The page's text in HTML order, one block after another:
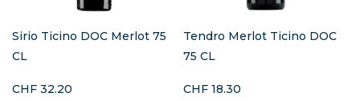
Sirio Ticino DOC Merlot 75
CL
CHF 32.20
Tendro Merlot Ticino DOC
75 CL
CHF 18.30